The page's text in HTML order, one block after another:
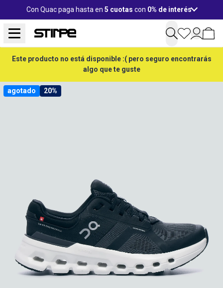
Con Quac paga hasta en 5 cuotas con 0% de interés
Este producto no está disponible :( pero seguro encontrarás
algo que te guste
agotado 20%